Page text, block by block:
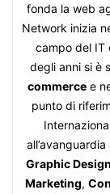
fonda la web
Network inizia
campo del IT
degli anni si è
commercee
punto di
Graphic Design
Marketing,